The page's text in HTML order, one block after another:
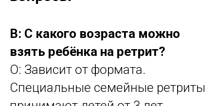
В: С какого возраста можно
взять ребёнка на ретрит?
О: Зависит от формата.
Специальные семейные ретриты